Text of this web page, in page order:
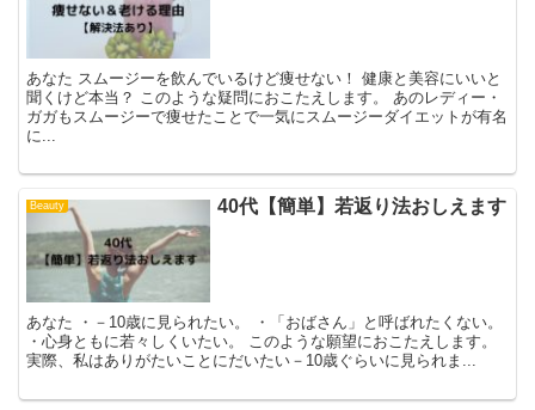
あなた スムージーを飲んでいるけど痩せない！ 健康と美容にいいと
聞くけど本当？ このような疑問におこたえします。 あのレディー・
ガガもスムージーで痩せたことで一気にスムージーダイエットが有名
に...
Beauty 40代【簡単】若返り法おしえます
あなた ・－10歳に見られたい。 ・「おばさん」と呼ばれたくない。
・心身ともに若々しくいたい。 このような願望におこたえします。
実際、私はありがたいことにだいたい－10歳ぐらいに見られま...